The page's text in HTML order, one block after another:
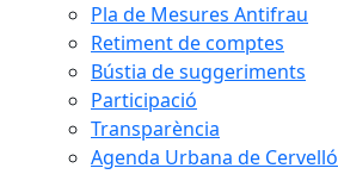
Pla de Mesures Antifrau
Retiment de comptes
Bústia de suggeriments
Participació
Transparència
Agenda Urbana de Cervelló